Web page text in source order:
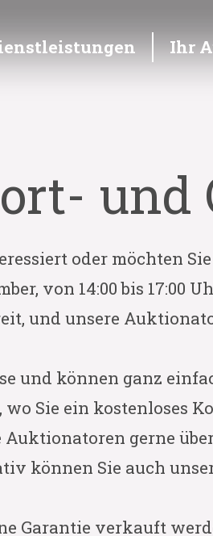
Ihr
oder möchten
von 14:00 bis 17:00
und unsere
und können ganz
Sie ein kostenloses
Auktionatoren gerne
können Sie auch
Garantie verkauft